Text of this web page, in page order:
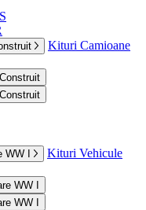
Kituri Camioane
WW I
Kituri Vehicule
WW I
WW I